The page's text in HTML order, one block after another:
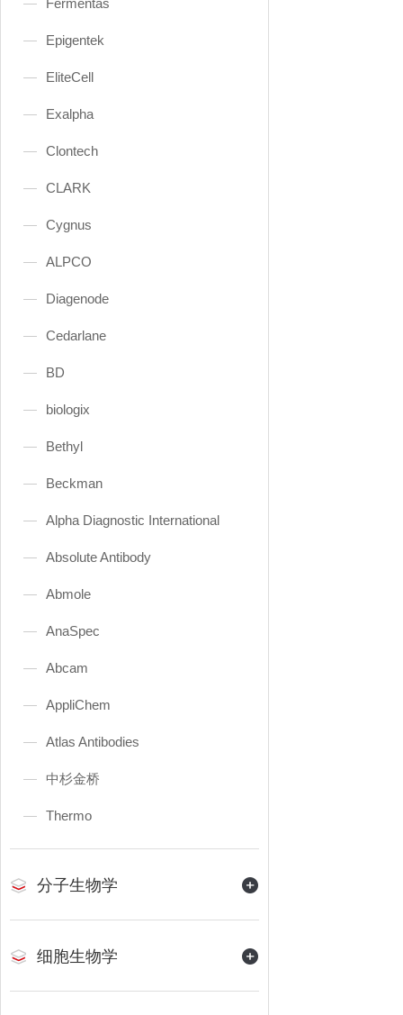
Fermentas
Epigentek
EliteCell
Exalpha
Clontech
CLARK
Cygnus
ALPCO
Diagenode
Cedarlane
BD
biologix
Bethyl
Beckman
Alpha Diagnostic International
Absolute Antibody
Abmole
AnaSpec
Abcam
AppliChem
Atlas Antibodies
中杉金桥
Thermo
分子生物学
细胞生物学